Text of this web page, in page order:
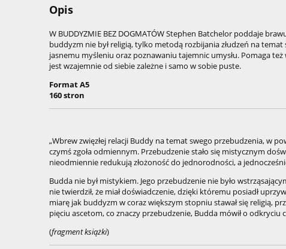
Opis
W BUDDYZMIE BEZ DOGMATÓW Stephen Batchelor poddaje
buddyzm nie był religią, tylko metodą rozbijania złudzeń na
jasnemu myśleniu oraz poznawaniu tajemnic umysłu. Pomaga
jest wzajemnie od siebie zależne i samo w sobie puste.
Format A5
160 stron
„Wbrew zwięzłej relacji Buddy na temat swego przebudzenia, w
czymś zgoła odmiennym. Przebudzenie stało się mistycznym
nieodmiennie redukują złożoność do jednorodności, a
Budda nie był mistykiem. Jego przebudzenie nie było
nie twierdził, że miał doświadczenie, dzięki któremu posiadł
miarę jak buddyzm w coraz większym stopniu stawał się religią,
pięciu ascetom, co znaczy przebudzenie, Budda mówił o
(fragment książki)